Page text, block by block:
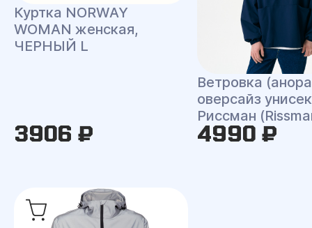
Куртка NORWAY
WOMAN женская,
ЧЕРНЫЙ L
3906 ₽
Ветровка
оверсайз
Риссман
4990 ₽